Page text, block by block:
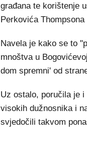
građana te korištenje
Perkovića
Navela je kako se to
mnoštva u
dom spremni' od
Uz ostalo, poručila je
visokih dužnosnika i
svjedočili takvom